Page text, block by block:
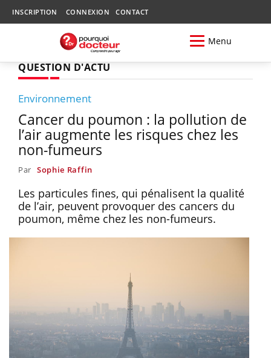
INSCRIPTION CONNEXION CONTACT
Menu
QUESTION D'ACTU
Environnement
Cancer du poumon : la pollution de
l’air augmente les risques chez les
non-fumeurs
Par Sophie Raffin
Les particules fines, qui pénalisent la qualité
de l’air, peuvent provoquer des cancers du
poumon, même chez les non-fumeurs.